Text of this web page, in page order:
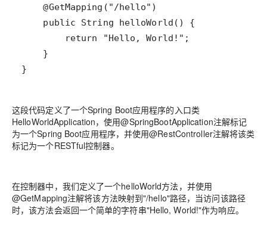
这段代码定义了一个Spring Boot应用程序的入口类
HelloWorldApplication，使用@SpringBootApplication注解标记
为一个Spring Boot应用程序，并使用@RestController注解将该类
标记为一个RESTful控制器。
在控制器中，我们定义了一个helloWorld方法，并使用
@GetMapping注解将该方法映射到"/hello"路径，当访问该路径
时，该方法会返回一个简单的字符串"Hello, World!"作为响应。